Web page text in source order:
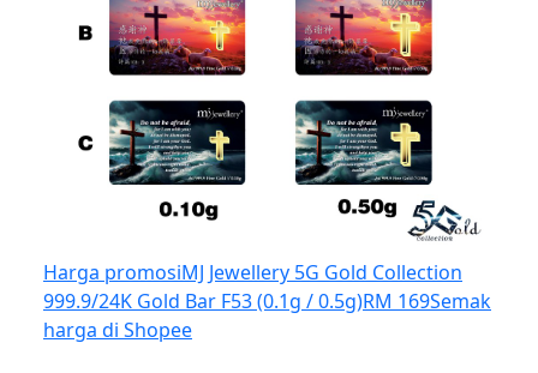
Harga promosiMJ Jewellery 5G Gold Collection
999.9/24K Gold Bar F53 (0.1g / 0.5g)RM 169Semak
harga di Shopee